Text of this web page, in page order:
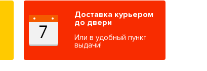
Доставка курьером
до двери
Или в удобный пункт
выдачи!